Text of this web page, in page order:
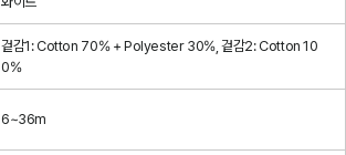
겉감1: Cotton 70% + Polyester 30%, 겉감2: Cotton 10
0%
6~36m